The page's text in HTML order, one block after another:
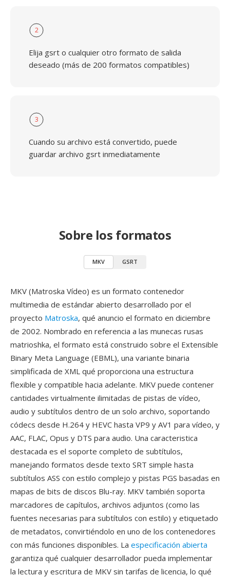
2
Elija gsrt o cualquier otro formato de salida
deseado (más de 200 formatos compatibles)
3
Cuando su archivo está convertido, puede
guardar archivo gsrt inmediatamente
Sobre los formatos
MKV GSRT
MKV (Matroska Vídeo) es un formato contenedor
multimedia de estándar abierto desarrollado por el
proyecto Matroska, qué anuncio el formato en diciembre
de 2002. Nombrado en referencia a las munecas rusas
matrioshka, el formato está construido sobre el Extensible
Binary Meta Language (EBML), una variante binaria
simplificada de XML qué proporciona una estructura
flexible y compatible hacia adelante. MKV puede contener
cantidades virtualmente ilimitadas de pistas de vídeo,
audio y subtítulos dentro de un solo archivo, soportando
códecs desde H.264 y HEVC hasta VP9 y AV1 para vídeo, y
AAC, FLAC, Opus y DTS para audio. Una caracteristica
destacada es el soporte completo de subtítulos,
manejando formatos desde texto SRT simple hasta
subtítulos ASS con estilo complejo y pistas PGS basadas en
mapas de bits de discos Blu-ray. MKV también soporta
marcadores de capítulos, archivos adjuntos (como las
fuentes necesarias para subtítulos con estilo) y etiquetado
de metadatos, convirtiéndolo en uno de los contenedores
con más funciones disponibles. La especificación abierta
garantiza qué cualquier desarrollador pueda implementar
la lectura y escritura de MKV sin tarifas de licencia, lo qué